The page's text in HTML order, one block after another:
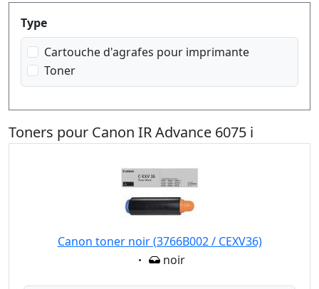
Produktfilter
Type
Cartouche d'agrafes pour imprimante
Toner
Toners pour Canon IR Advance 6075 i
Canon toner noir (3766B002 / CEXV36)
Eigenschaft:
noir